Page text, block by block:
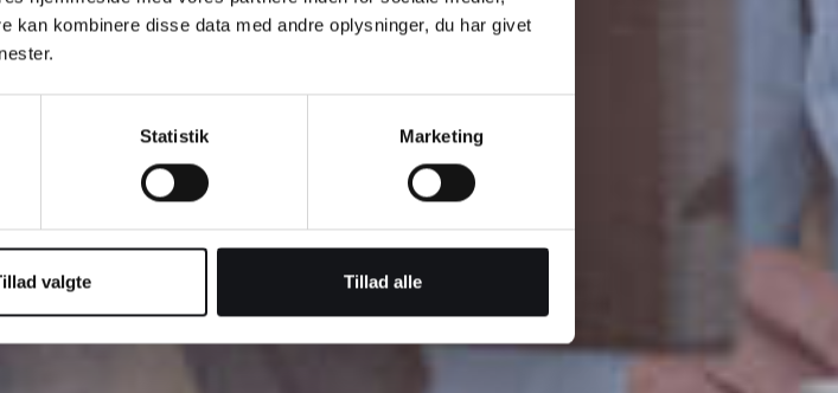
kan kombinere disse data med andre oplysninger, du har givet
Statistik Marketing
valgte Tillad alle